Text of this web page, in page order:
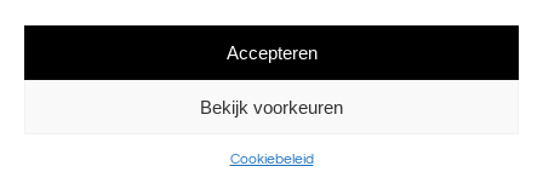
Accepteren
Bekijk voorkeuren
Cookiebeleid